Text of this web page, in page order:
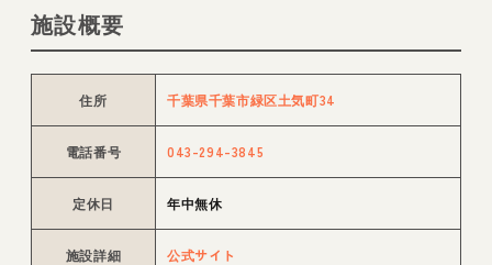
施設概要
住所 千葉県千葉市緑区土気町34
電話番号 043-294-3845
定休日 年中無休
施設詳細 公式サイト